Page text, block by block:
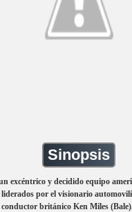
Sinopsis
excéntrico y decidido equipo
liderados por el visionario
británico Ken Miles